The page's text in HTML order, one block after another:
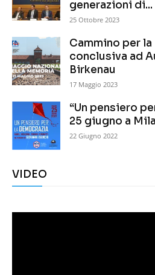
generazioni di...
25 Ottobre 2023
Cammino per
conclusiva ad
Birkenau
17 Maggio 2023
“Un pensiero
25 giugno a
22 Giugno 2022
VIDEO